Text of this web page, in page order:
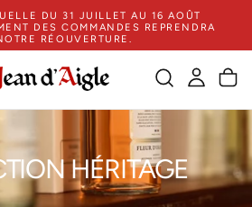
DU 31 JUILLET AU 16 AOÛT
DES COMMANDES REPRENDRA
RÉOUVERTURE.
HÉRITAGE